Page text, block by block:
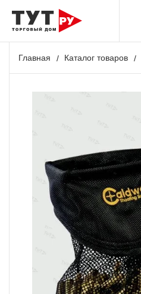
Главная Каталог товаров